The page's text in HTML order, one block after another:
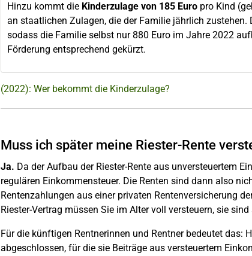
Hinzu kommt die Kinderzulage von 185 Euro pro Kind
an staatlichen Zulagen, die der Familie jährlich
sodass die Familie selbst nur 880 Euro im Jahre 2022
Förderung entsprechend gekürzt.
(2022): Wer bekommt die Kinderzulage?
Muss ich später meine Riester-Rente
Ja. Da der Aufbau der Riester-Rente aus unversteuertem
regulären Einkommensteuer. Die Renten sind dann also
Rentenzahlungen aus einer privaten Rentenversicherung
Riester-Vertrag müssen Sie im Alter voll versteuern, sie
Für die künftigen Rentnerinnen und Rentner bedeutet das:
abgeschlossen, für die sie Beiträge aus versteuertem